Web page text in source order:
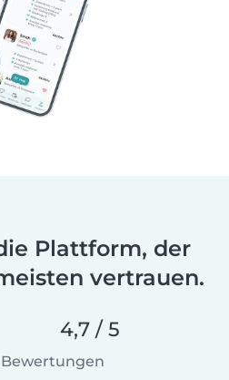
Plattform, der
vertrauen.
4,7 / 5
Bewertungen